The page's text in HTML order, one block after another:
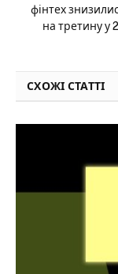
фінтех
на третину у
СХОЖІ СТАТТІ